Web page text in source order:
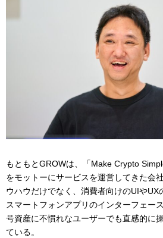
もともとGROWは、「Make Crypto
をモットーにサービスを運営してきた会
ウハウだけでなく、消費者向けのUIやUX
スマートフォンアプリのインターフェー
号資産に不慣れなユーザーでも直感的に
ている。